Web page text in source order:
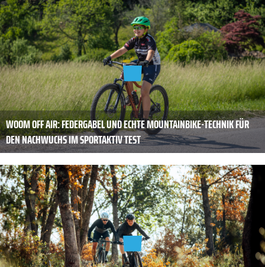
WOOM OFF AIR: FEDERGABEL UND ECHTE MOUNTAINBIKE-TECHNIK FÜR
DEN NACHWUCHS IM SPORTAKTIV TEST